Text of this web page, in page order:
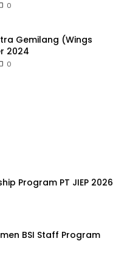
0
Gemilang (Wings
2024
0
Program PT JIEP 2026
BSI Staff Program